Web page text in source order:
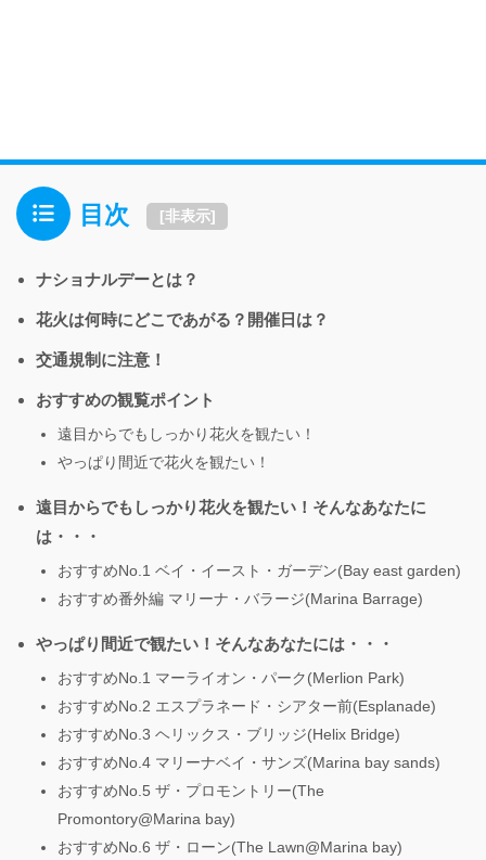
目次 [非表示]
ナショナルデーとは？
花火は何時にどこであがる？開催日は？
交通規制に注意！
おすすめの観覧ポイント
遠目からでもしっかり花火を観たい！
やっぱり間近で花火を観たい！
遠目からでもしっかり花火を観たい！そんなあなたに
は・・・
おすすめNo.1 ベイ・イースト・ガーデン(Bay east garden)
おすすめ番外編 マリーナ・バラージ(Marina Barrage)
やっぱり間近で観たい！そんなあなたには・・・
おすすめNo.1 マーライオン・パーク(Merlion Park)
おすすめNo.2 エスプラネード・シアター前(Esplanade)
おすすめNo.3 ヘリックス・ブリッジ(Helix Bridge)
おすすめNo.4 マリーナベイ・サンズ(Marina bay sands)
おすすめNo.5 ザ・プロモントリー(The
Promontory@Marina bay)
おすすめNo.6 ザ・ローン(The Lawn@Marina bay)